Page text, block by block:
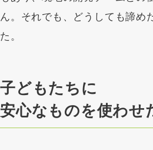
ん。それでも、どうしても諦め
た。
子どもたちに
安心なものを使わせ